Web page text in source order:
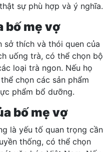
sự phù hợp và ý nghĩa.
bố mẹ vợ
sở thích và thói quen của
uống trà, có thể chọn bộ
loại trà ngon. Nếu họ
chọn các sản phẩm
phẩm bổ dưỡng.
bố mẹ vợ
là yếu tố quan trọng cần
thống, có thể chọn